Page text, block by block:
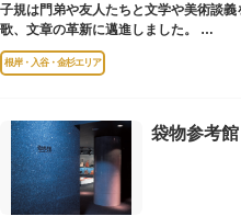
子規は門弟や友人たちと文学や美術談
歌、文章の革新に邁進しました。
故郷松山より母と妹を呼び寄せ、結核に
精力的に文学作品を創作し続けた場所で
ま再建され、現在の庵は東京都指定史
力的な空間となっています。
子規が病室兼書斎にしていた「病牀六
暮らしだけでなく創作の様子を偲ぶこ
根岸・入谷・金杉エリア
袋物参考館